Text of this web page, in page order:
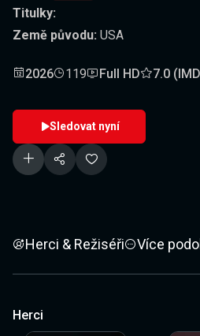
Titulky:
Země původu: USA
2026 119 Full HD 7.0
Sledovat nyní
Herci & Režiséři Více
Herci